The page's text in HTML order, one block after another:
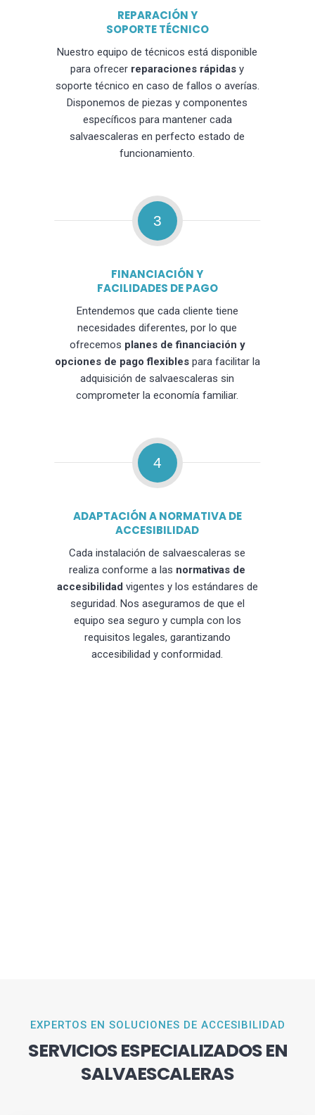
REPARACIÓN Y
SOPORTE TÉCNICO
Nuestro equipo de técnicos está disponible
para ofrecer reparaciones rápidas y
soporte técnico en caso de fallos o averías.
Disponemos de piezas y componentes
específicos para mantener cada
salvaescaleras en perfecto estado de
funcionamiento.
3
FINANCIACIÓN Y
FACILIDADES DE PAGO
Entendemos que cada cliente tiene
necesidades diferentes, por lo que
ofrecemos planes de financiación y
opciones de pago flexiblespara facilitar la
adquisición de salvaescaleras sin
comprometer la economía familiar.
4
ADAPTACIÓN A NORMATIVA DE
ACCESIBILIDAD
Cada instalación de salvaescaleras se
realiza conforme a las normativas de
accesibilidad vigentes y los estándares de
seguridad. Nos aseguramos de que el
equipo sea seguro y cumpla con los
requisitos legales, garantizando
accesibilidad y conformidad.
EXPERTOS EN SOLUCIONES DE ACCESIBILIDAD
SERVICIOS ESPECIALIZADOS EN
SALVAESCALERAS